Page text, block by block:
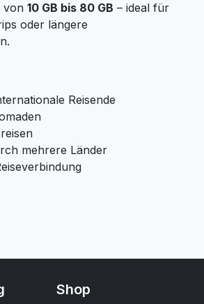
von 10 GB bis 80 GB – ideal für
oder längere
Reisende
mehrere Länder
Shop